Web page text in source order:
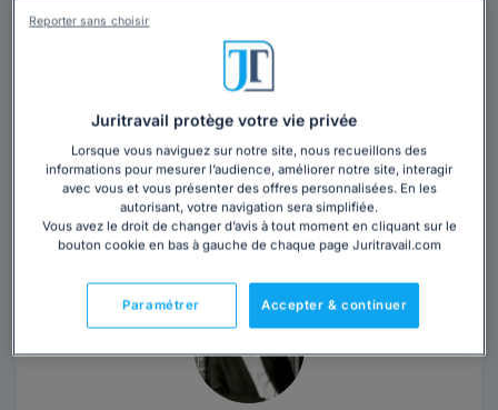
Maître Marilyne CAMASSES
Haute-Garonne Toulouse, 31000
Contacter cet avocat
Mon Cabinet est généraliste, il s'adresse aux
particuliers ainsi qu'aux entreprises. De manière
générale, le contentieux traité...Lire la suite
Juritravail protège votre vie privée
Lorsque vous naviguez sur notre site, nous recueillons des
informations pour mesurer l’audience, améliorer notre site, interagir
avec vous et vous présenter des offres personnalisées. En les
autorisant, votre navigation sera simplifiée.
Vous avez le droit de changer d’avis à tout moment en cliquant sur le
bouton cookie en bas à gauche de chaque page Juritravail.com
Accepter & continuer
Paramétrer
Reporter sans choisir